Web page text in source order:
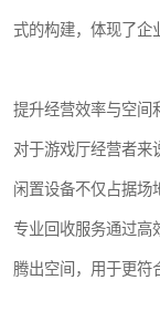
式的构建，体现了企
提升经营效率与空间
对于游戏厅经营者来
闲置设备不仅占据场
专业回收服务通过高
腾出空间，用于更符